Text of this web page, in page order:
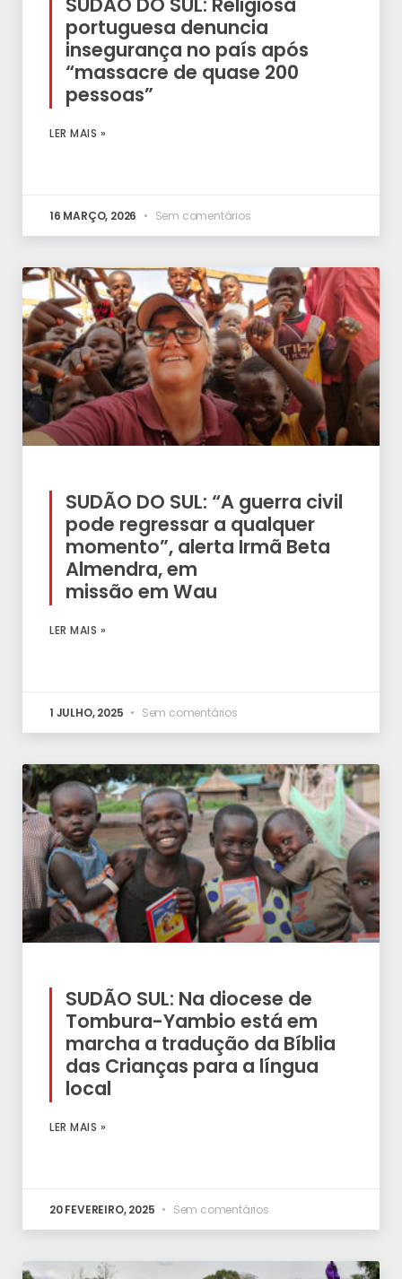
SUDÃO DO SUL: Religiosa
portuguesa denuncia
insegurança no país após
“massacre de quase 200
pessoas”
LER MAIS »
16 MARÇO, 2026 Sem comentários
SUDÃO DO SUL: “A guerra civil
pode regressar a qualquer
momento”, alerta Irmã Beta
Almendra, em
missão em Wau
LER MAIS »
1 JULHO, 2025 Sem comentários
SUDÃO SUL: Na diocese de
Tombura-Yambio está em
marcha a tradução da Bíblia
das Crianças para a língua
local
LER MAIS »
20 FEVEREIRO, 2025 Sem comentários